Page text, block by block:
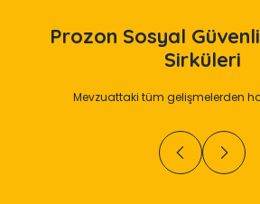
Prozon Sosyal
Sirküleri
Mevzuattaki tüm gelişmelerden